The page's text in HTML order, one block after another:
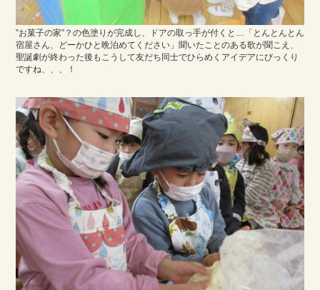
”お菓子の家”？の色塗りが完成し、ドアの取っ手が付くと…「とんとんとん
宿屋さん、どーかひと晩泊めてください」聞いたことのある歌が聞こえ、
聖誕劇が終わった後もこうして友だち同士でひらめくアイデアにびっくり
ですね、、、！